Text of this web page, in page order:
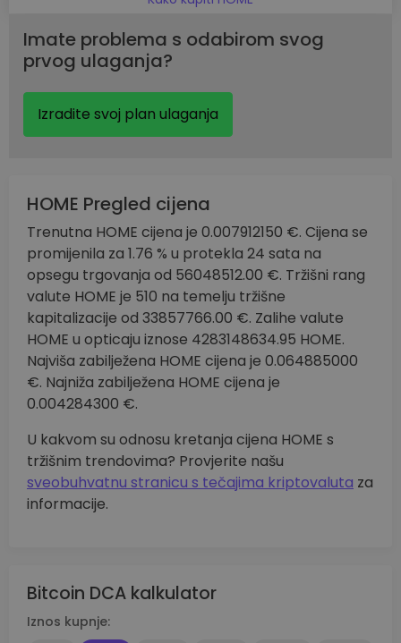
Imate problema s odabirom svog
prvog ulaganja?
Izradite svoj plan ulaganja
HOME Pregled cijena
Trenutna HOME cijena je 0.007912150 €. Cijena se
promijenila za 1.76 % u protekla 24 sata na
opsegu trgovanja od 56048512.00 €. Tržišni rang
valute HOME je 510 na temelju tržišne
kapitalizacije od 33857766.00 €. Zalihe valute
HOME u opticaju iznose 4283148634.95 HOME.
Najviša zabilježena HOME cijena je 0.064885000
€. Najniža zabilježena HOME cijena je
0.004284300 €.
U kakvom su odnosu kretanja cijena HOME s
tržišnim trendovima? Provjerite našu
sveobuhvatnu stranicu s tečajima kriptovaluta za
informacije.
Bitcoin DCA kalkulator
Iznos kupnje: